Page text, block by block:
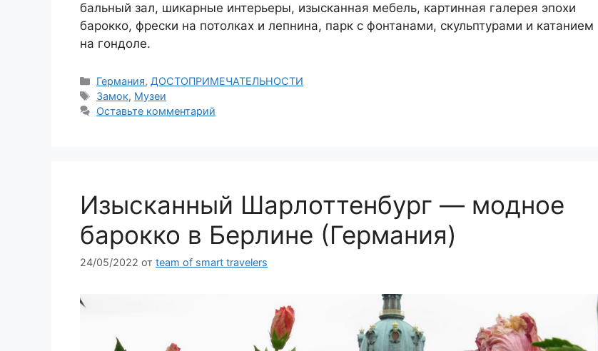
бальный зал, шикарные интерьеры, изысканная мебель, картинная галерея эпохи
барокко, фрески на потолках и лепнина, парк с фонтанами, скульптурами и катанием
на гондоле.
Рубрики
Германия, ДОСТОПРИМЕЧАТЕЛЬНОСТИ
Метки
Замок, Музеи
Оставьте комментарий
Изысканный Шарлоттенбург — модное
барокко в Берлине (Германия)
24/05/2022 от team of smart travelers